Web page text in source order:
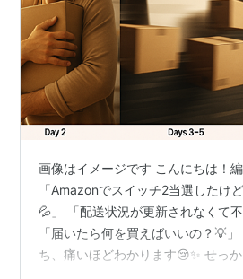
画像はイメージです こんにちは！
「Amazonでスイッチ2当選したけ
💦」 「配送状況が更新されなくて
「届いたら何を買えばいいの？💡
ち、痛いほどわかります😢✨ せっ